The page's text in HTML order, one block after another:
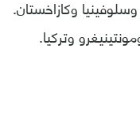
وكازاخستان.
وتركيا.